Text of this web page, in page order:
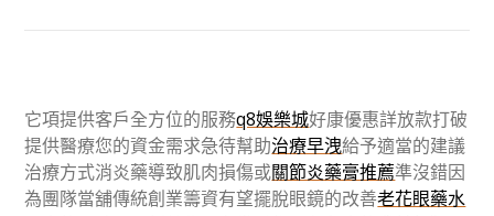
它項提供客戶全方位的服務q8娛樂城好康優惠詳放款打破
提供醫療您的資金需求急待幫助治療早洩給予適當的建議
治療方式消炎藥導致肌肉損傷或關節炎藥膏推薦準沒錯因
為團隊當舖傳統創業籌資有望擺脫眼鏡的改善老花眼藥水